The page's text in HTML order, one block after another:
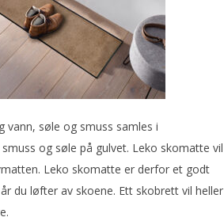
vann, søle og smuss samles i
og søle på gulvet. Leko skomatte vil
Leko skomatte er derfor et godt
du løfter av skoene. Ett skobrett vil heller